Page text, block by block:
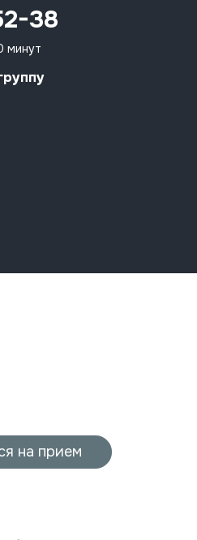
38
минут
на прием